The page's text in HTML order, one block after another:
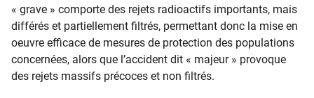
« grave » comporte des rejets radioactifs importants, mais
différés et partiellement filtrés, permettant donc la mise en
oeuvre efficace de mesures de protection des populations
concernées, alors que l’accident dit « majeur » provoque
des rejets massifs précoces et non filtrés.